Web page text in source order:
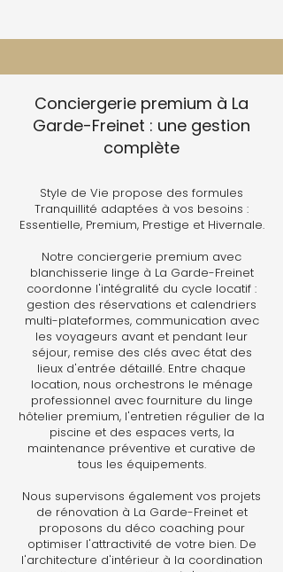
Conciergerie premium à La
Garde-Freinet : une gestion
complète
Style de Vie propose des formules
Tranquillité adaptées à vos besoins :
Essentielle, Premium, Prestige et Hivernale.
Notre conciergerie premium avec
blanchisserie linge à La Garde-Freinet
coordonne l'intégralité du cycle locatif :
gestion des réservations et calendriers
multi-plateformes, communication avec
les voyageurs avant et pendant leur
séjour, remise des clés avec état des
lieux d'entrée détaillé. Entre chaque
location, nous orchestrons le ménage
professionnel avec fourniture du linge
hôtelier premium, l'entretien régulier de la
piscine et des espaces verts, la
maintenance préventive et curative de
tous les équipements.
Nous supervisons également vos projets
de rénovation à La Garde-Freinet et
proposons du déco coaching pour
optimiser l'attractivité de votre bien. De
l'architecture d'intérieur à la coordination